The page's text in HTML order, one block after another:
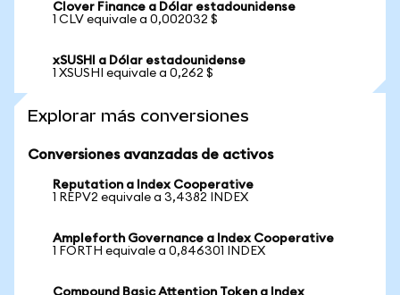
Clover Finance a Dólar estadounidense
1 CLV equivale a 0,002032 $
xSUSHI a Dólar estadounidense
1 XSUSHI equivale a 0,262 $
Explorar más conversiones
Conversiones avanzadas de activos
Reputation a Index Cooperative
1 REPV2 equivale a 3,4382 INDEX
Ampleforth Governance a Index Cooperative
1 FORTH equivale a 0,846301 INDEX
Compound Basic Attention Token a Index